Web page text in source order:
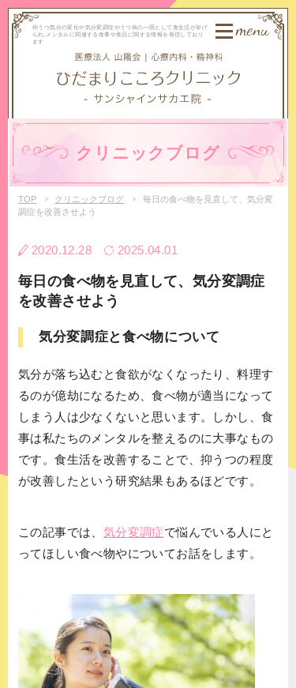
抑うつ気分の変化や気分変調症やうつ病の一因として食生活が挙げ
られ,メンタルに関連する食事や食品に関する情報を発信しており
ます
menu
クリニックブログ
TOP クリニックブログ
毎日の食べ物を見直して、気分変
調症を改善させよう
2020.12.28 2025.04.01
毎日の食べ物を見直して、気分変調症
を改善させよう
気分変調症と食べ物について
気分が落ち込むと食欲がなくなったり、料理す
るのが億劫になるため、食べ物が適当になって
しまう人は少なくないと思います。しかし、食
事は私たちのメンタルを整えるのに大事なもの
です。食生活を改善することで、抑うつの程度
が改善したという研究結果もあるほどです。
この記事では、 気分変調症で悩んでいる人にと
ってほしい食べ物やについてお話をします。